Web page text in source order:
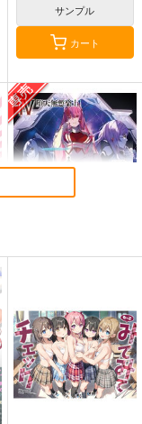
サンプル
カート
関
専売 3,144円（税込）
オリジナル